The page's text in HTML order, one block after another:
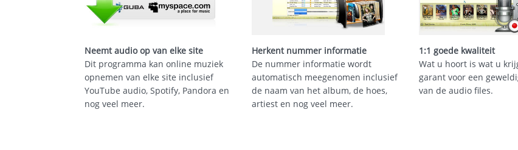
Neemt audio op van elke site
Dit programma kan online muziek
opnemen van elke site inclusief
YouTube audio, Spotify, Pandora en
nog veel meer.
Herkent nummer informatie
De nummer informatie wordt
automatisch meegenomen inclusief
de naam van het album, de hoes,
artiest en nog veel meer.
1:1 goede kwaliteit
Wat u hoort is wat u
garant voor een
van de audio files.